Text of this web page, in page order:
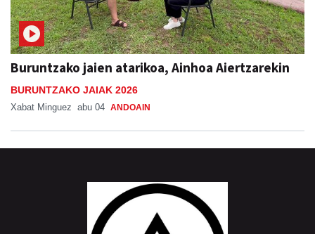
Buruntzako jaien atarikoa, Ainhoa Aiertzarekin
BURUNTZAKO JAIAK 2026
Xabat Minguez abu 04 ANDOAIN